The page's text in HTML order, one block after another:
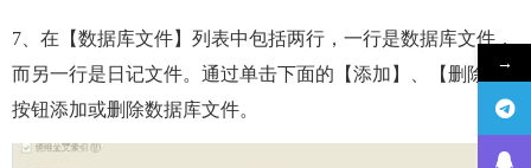
7、在【数据库文件】列表中包括两行，一行是数据库文件，
而另一行是日记文件。通过单击下面的【添加】、【删除】
按钮添加或删除数据库文件。
→